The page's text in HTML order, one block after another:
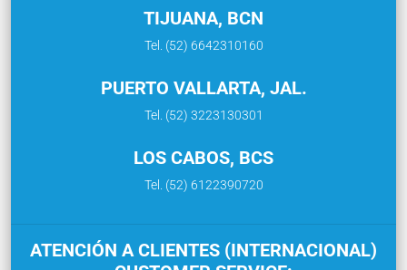
TIJUANA, BCN
Tel. (52) 6642310160
PUERTO VALLARTA, JAL.
Tel. (52) 3223130301
LOS CABOS, BCS
Tel. (52) 6122390720
ATENCIÓN A CLIENTES (INTERNACIONAL)